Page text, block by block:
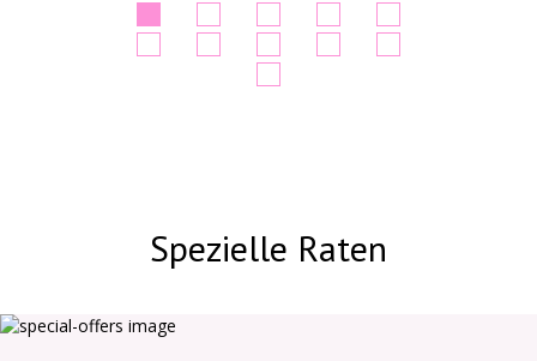
Spezielle Raten